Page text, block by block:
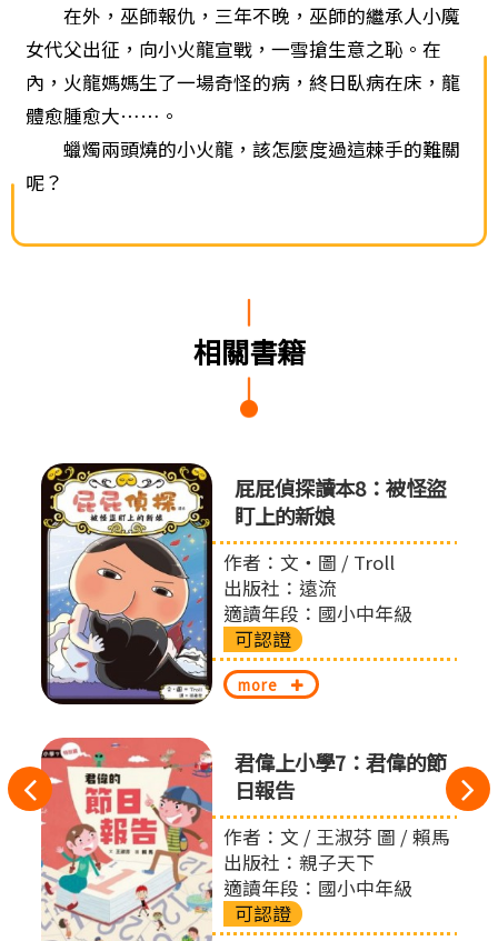
在外，巫師報仇，三年不晚，巫師的繼承人小魔
女代父出征，向小火龍宣戰，一雪搶生意之恥。在
內，火龍媽媽生了一場奇怪的病，終日臥病在床，龍
體愈腫愈大……。
蠟燭兩頭燒的小火龍，該怎麼度過這棘手的難關
呢？
相關書籍
往
左
切
換
屁屁偵探讀本8：被怪盜
盯上的新娘
作者：文‧圖 / Troll
出版社：遠流
適讀年段：國小中年級
可認證
more
君偉上小學7：君偉的節
日報告
作者：文 / 王淑芬 圖 / 賴馬
出版社：親子天下
適讀年段：國小中年級
可認證